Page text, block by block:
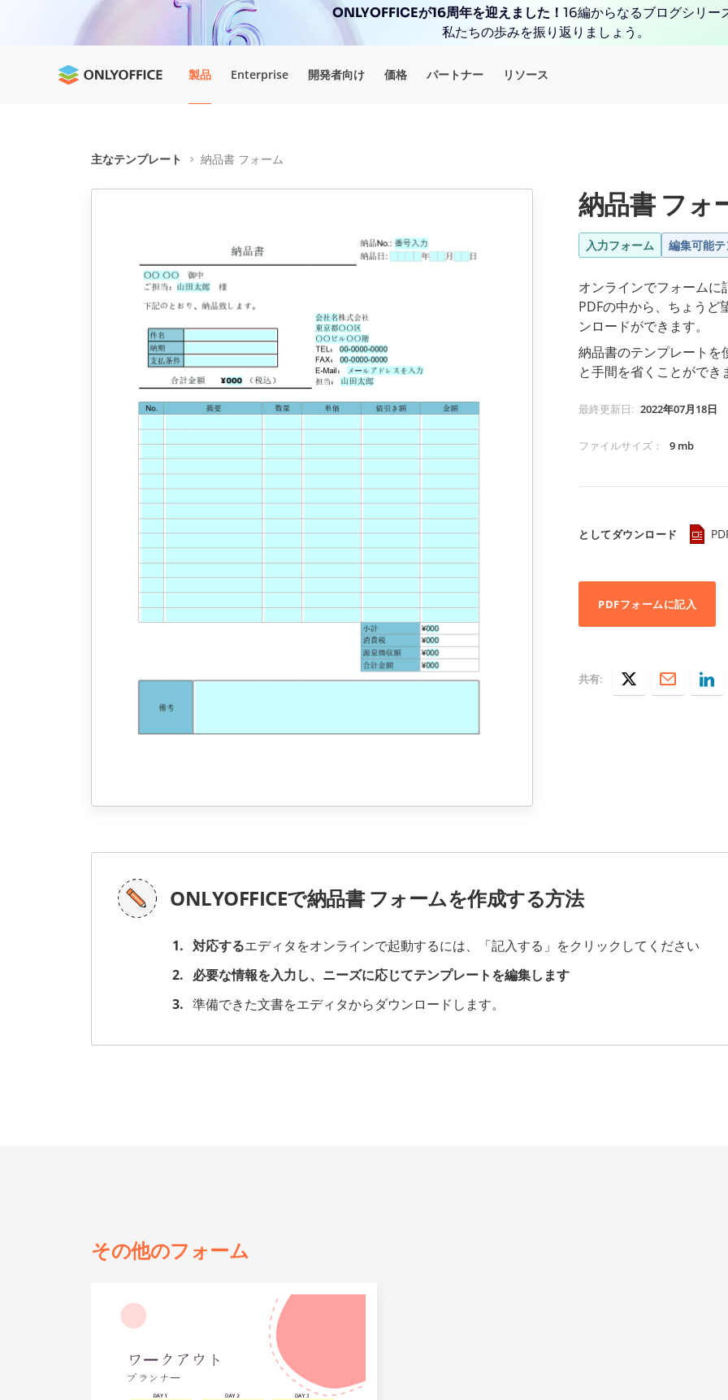
ONLYOFFICEが16周年を迎えました！ 16編からなるブログシリー
私たちの歩みを振り返りましょう。
製品 Enterprise 開発者向け 価格 パートナー リソース
主なテンプレート 納品書 フォーム
納品書 フォ
入力フォーム 編集可能
オンラインでフォームに
PDFの中から、ちょうど
ンロードができます。
納品書のテンプレートを
と手間を省くことができ
最終更新日: 2022年07月18日
ファイルサイズ ： 9 mb
としてダウンロード
PDFフォームに記入
共有:
ONLYOFFICEで納品書 フォームを作成する方法
対応するエディタをオンラインで起動するには、「記入する」をクリックしてください
必要な情報を入力し、ニーズに応じてテンプレートを編集します
準備できた文書をエディタからダウンロードします。
その他のフォーム